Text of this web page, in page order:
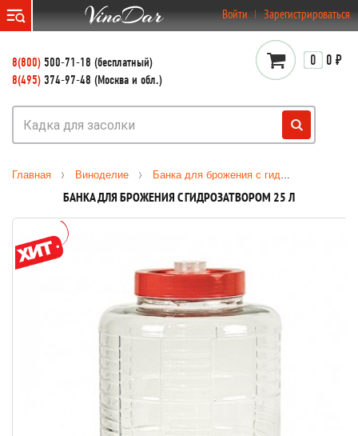
Войти Зарегистрироваться
8(800) 500-71-18 (бесплатный)
8(495) 374-97-48 (Москва и обл.)
0 0 ₽
Главная Виноделие Банка для брожения с гидрозатвором 25 л
БАНКА ДЛЯ БРОЖЕНИЯ С ГИДРОЗАТВОРОМ 25 Л